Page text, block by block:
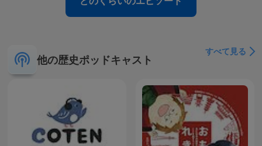
他の歴史ポッドキャスト
すべて見る